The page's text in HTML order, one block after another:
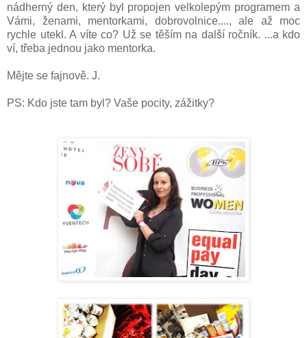
nádherný den, který byl propojen velkolepým programem a
Vámi, ženami, mentorkami, dobrovolnice...., ale až moc
rychle utekl. A víte co? Už se těším na další ročník. ...a kdo
ví, třeba jednou jako mentorka.
Mějte se fajnově. J.
PS: Kdo jste tam byl? Vaše pocity, zážitky?